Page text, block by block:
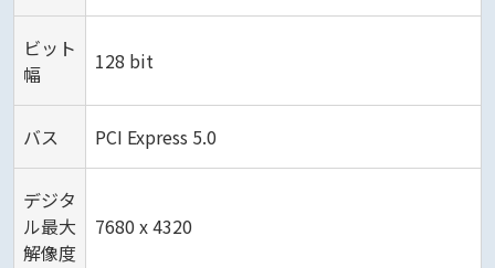
ビット
幅
128 bit
バス PCI Express 5.0
デジタ
ル最大
解像度
7680 x 4320